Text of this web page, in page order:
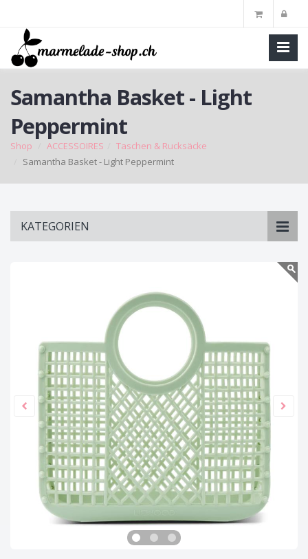
Samantha Basket - Light
Peppermint
Shop ACCESSOIRES
Taschen & Rucksäcke
Samantha Basket - Light Peppermint
KATEGORIEN